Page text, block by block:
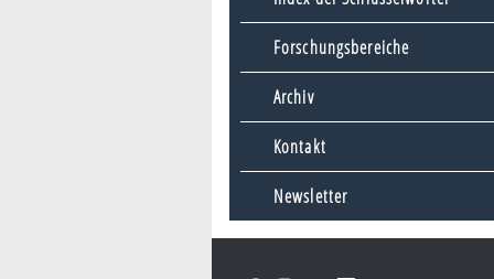
Forschungsbereiche
Archiv
Kontakt
Newsletter